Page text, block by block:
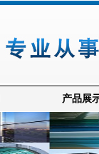
产品展